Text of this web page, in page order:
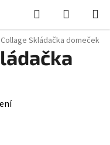
Hledat
KOŠÍK
Skládačka domeček